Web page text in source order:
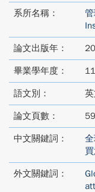
系所名稱：
論文出版年：
畢業學年度：
語文別：
論文頁數： 59
中文關鍵詞：
外文關鍵詞：